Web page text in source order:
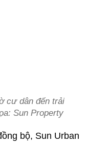
cư dân đến trải
Sun Property
bộ, Sun Urban